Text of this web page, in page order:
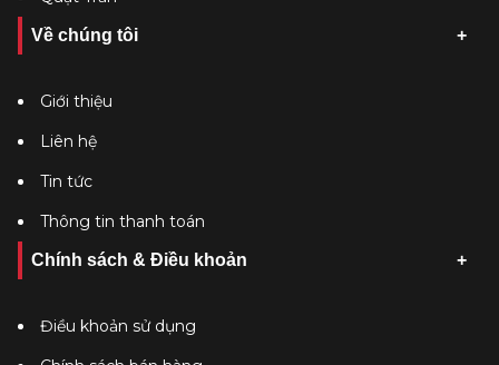
Về chúng tôi
Giới thiệu
Liên hệ
Tin tức
Thông tin thanh toán
Chính sách & Điều khoản
Điều khoản sử dụng